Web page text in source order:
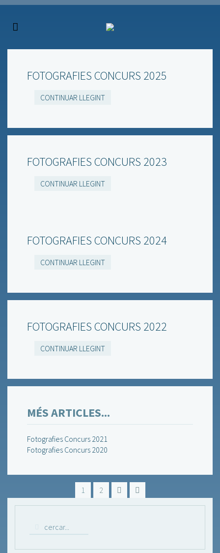
FOTOGRAFIES CONCURS 2025
CONTINUAR LLEGINT
FOTOGRAFIES CONCURS 2023
CONTINUAR LLEGINT
FOTOGRAFIES CONCURS 2024
CONTINUAR LLEGINT
FOTOGRAFIES CONCURS 2022
CONTINUAR LLEGINT
MÉS ARTICLES...
Fotografies Concurs 2021
Fotografies Concurs 2020
1 2